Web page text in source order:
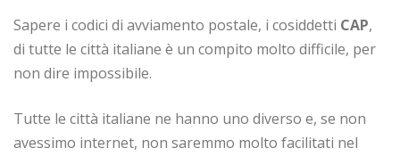
Sapere i codici di avviamento postale, i cosiddetti CAP,
di tutte le città italiane è un compito molto difficile, per
non dire impossibile.
Tutte le città italiane ne hanno uno diverso e, se non
avessimo internet, non saremmo molto facilitati nel